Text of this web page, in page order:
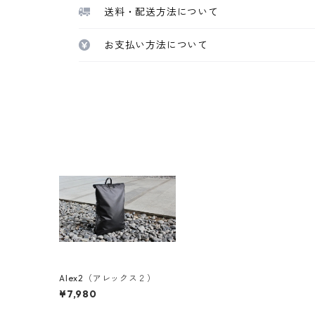
送料・配送方法について
お支払い方法について
Alex2（アレックス２）
¥7,980